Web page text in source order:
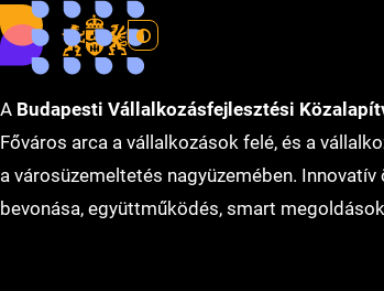
A Budapesti Vállalkozásfejlesztési
Főváros arca a vállalkozások felé, és a
a városüzemeltetés nagyüzemében. Innovatív
bevonása, együttműködés, smart